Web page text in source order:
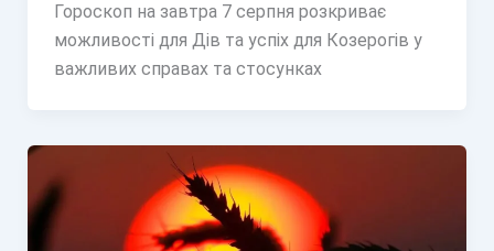
Гороскоп на завтра 7 серпня розкриває
можливості для Дів та успіх для Козерогів у
важливих справах та стосунках